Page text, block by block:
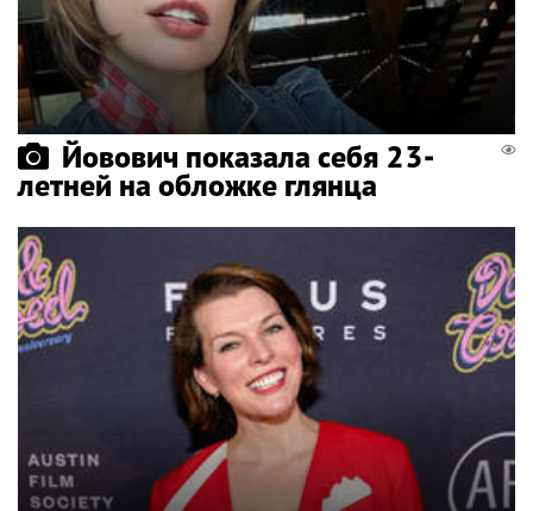
Йовович показала себя 23-
летней на обложке глянца